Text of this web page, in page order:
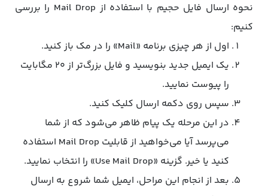
نحوه ارسال فایل حجیم با استفاده از Mail Drop را بررسی
کنیم:
اول از هر چیزی برنامه «Mail» را در مک باز کنید.
یک ایمیل جدید بنویسید و فایل بزرگ‌تر از ۲۰ مگابایت
را پیوست نمایید.
سپس روی دکمه ارسال کلیک کنید.
در این مرحله یک پیام ظاهر می‌شود که از شما
می‌پرسد آیا می‌خواهید از قابلیت Mail Drop استفاده
کنید یا خیر. گزینه «Use Mail Drop» را انتخاب نمایید.
بعد از انجام این مراحل، ایمیل شما شروع به ارسال